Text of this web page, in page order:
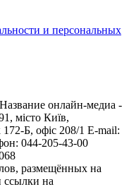
и персональных
онлайн-медиа -
місто Київ,
Б, офіс 208/1 E-mail:
044-205-43-00
размещённых на
ссылки на